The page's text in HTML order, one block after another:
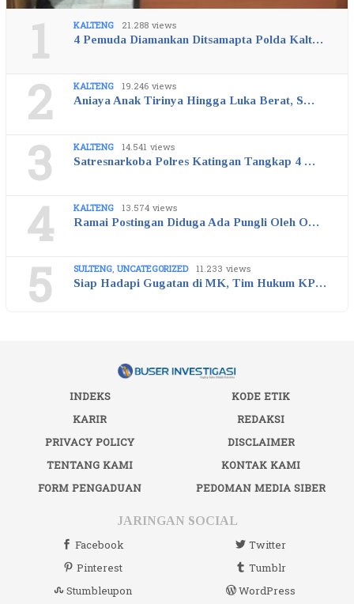
1 KALTENG 21.288 views
4 Pemuda Diamankan Ditsamapta Polda Kalt…
2 KALTENG 19.246 views
Aniaya Anak Tirinya Hingga Luka Berat, S…
3 KALTENG 14.541 views
Satresnarkoba Polres Katingan Tangkap 4 …
4 KALTENG 13.574 views
Ramai Postingan Diduga Ada Pungli Oleh O…
5 SULTENG, UNCATEGORIZED 11.233 views
Siap Hadapi Gugatan di MK, Tim Hukum KP…
INDEKS
KODE ETIK
KARIR
REDAKSI
PRIVACY POLICY
DISCLAIMER
TENTANG KAMI
KONTAK KAMI
FORM PENGADUAN
PEDOMAN MEDIA SIBER
JARINGAN SOCIAL
Facebook
Twitter
Pinterest
Tumblr
Stumbleupon
WordPress